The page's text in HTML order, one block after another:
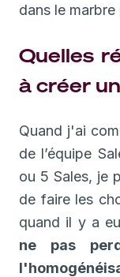
dans le
Quelles
à créer
Quand j'ai
de l’équipe
ou 5 Sales, je
de faire les
quand il y a
ne pas